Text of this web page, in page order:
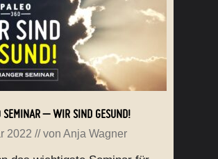
SEMINAR – WIR SIND GESUND!
2022 // von Anja Wagner